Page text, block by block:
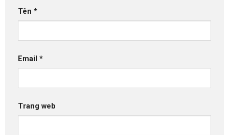
Tên *
Email *
Trang web